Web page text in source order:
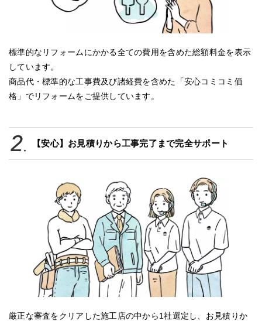
標準的なリフォームにかかる全ての費用を含めた総額料金を表示
しています。
商品代・標準的な工事費及び諸経費を含めた「安心コミコミ価
格」でリフォームをご提供しています。
【安心】お見積りから工事完了まで完全サポート
厳正な審査をクリアした施工店の中から1社選定し、お見積りか